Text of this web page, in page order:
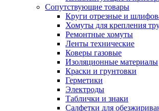
Сопутствующие товары
Круги отрезные и
Хомуты для крепления
Ремонтные хомуты
Ленты технические
Коверы газовые
Изоляционные материалы
Краски и грунтовки
Герметики
Электроды
Таблички и знаки
Салфетки для